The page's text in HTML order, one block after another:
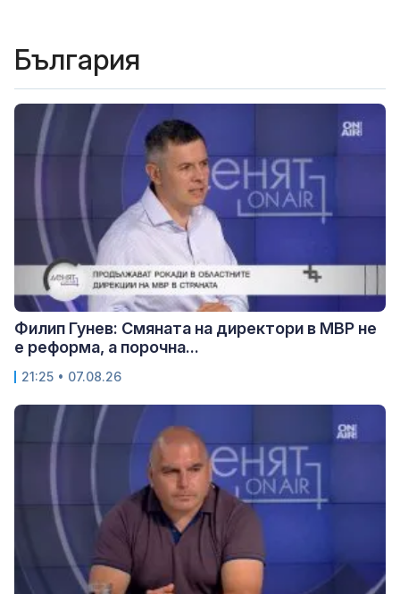
България
Филип Гунев: Смяната на директори в МВР не
е реформа, а порочна...
21:25 • 07.08.26